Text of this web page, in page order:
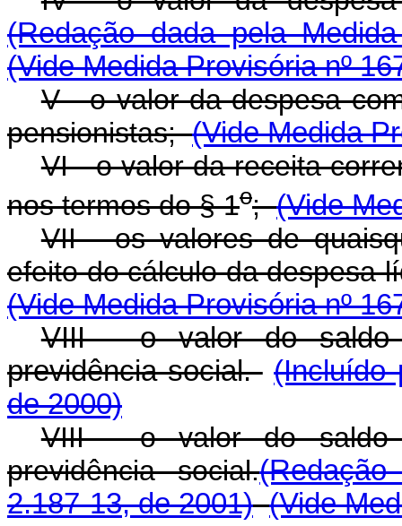
(Redação dada pela
(Vide Medida Provisória nº
V - o valor da despesa
pensionistas;(Vide Medida
VI - o valor da receita
nos termos do § 1o;(Vide
VII - os valores de
efeito do cálculo da despesa
(Vide Medida Provisória nº
VIII - o valor do saldo
previdência social. (Incluído
de 2000)
VIII - o valor do saldo
previdência social.
2.187-13, de 2001) (Vide